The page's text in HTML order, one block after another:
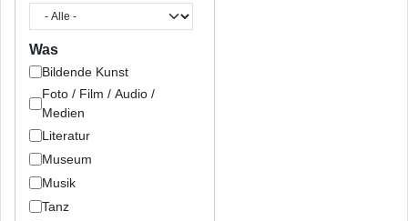
Was
Bildende Kunst
Foto / Film / Audio /
Medien
Literatur
Museum
Musik
Tanz